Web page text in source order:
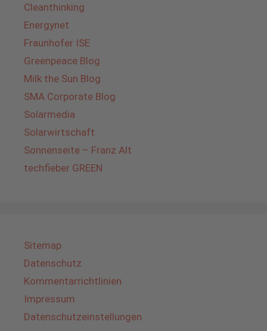
Cleanthinking
Energynet
Fraunhofer ISE
Greenpeace Blog
Milk the Sun Blog
SMA Corporate Blog
Solarmedia
Solarwirtschaft
Sonnenseite – Franz Alt
techfieber GREEN
Sitemap
Datenschutz
Kommentarrichtlinien
Impressum
Datenschutzeinstellungen